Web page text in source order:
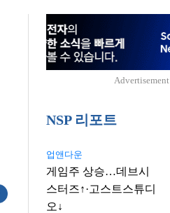
Advertisement
NSP 리포트
업앤다운
게임주 상승…데브시
스터즈↑·고스트스튜디
오↓